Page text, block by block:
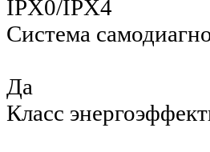
IPX0/IPX4
Система
Да
Класс